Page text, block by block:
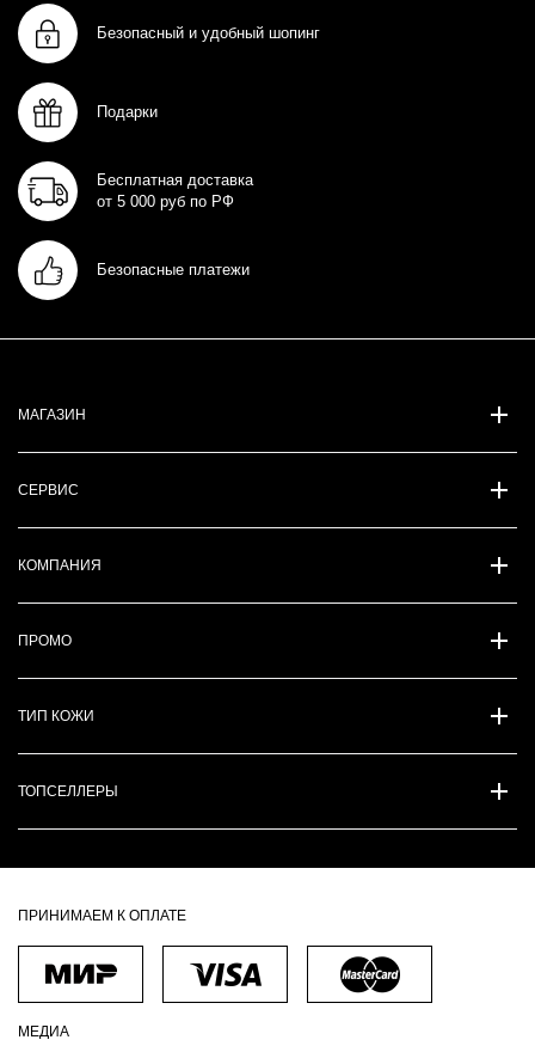
Безопасный и удобный шопинг
Подарки
Бесплатная доставка
от 5 000 руб по РФ
Безопасные платежи
МАГАЗИН
СЕРВИС
КОМПАНИЯ
ПРОМО
ТИП КОЖИ
ТОПСЕЛЛЕРЫ
ПРИНИМАЕМ К ОПЛАТЕ
МЕДИА